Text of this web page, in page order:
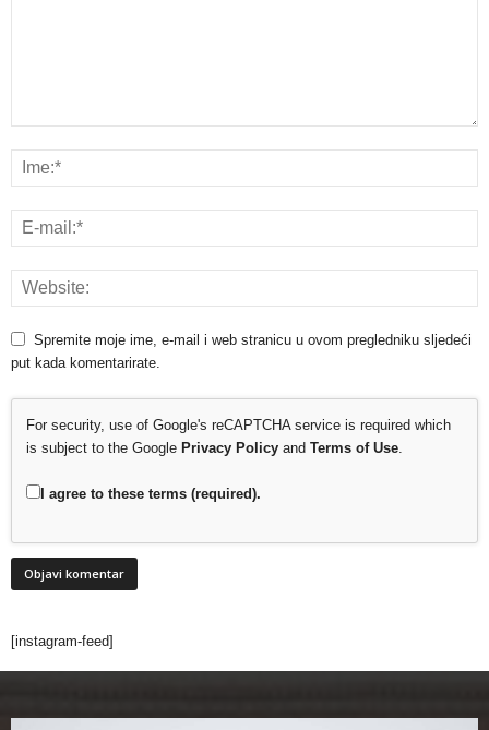
Spremite moje ime, e-mail i web stranicu u ovom pregledniku sljedeći
put kada komentarirate.
For security, use of Google's reCAPTCHA service is required which
is subject to the Google Privacy Policy and Terms of Use
I agree to these terms (required).
[instagram-feed]